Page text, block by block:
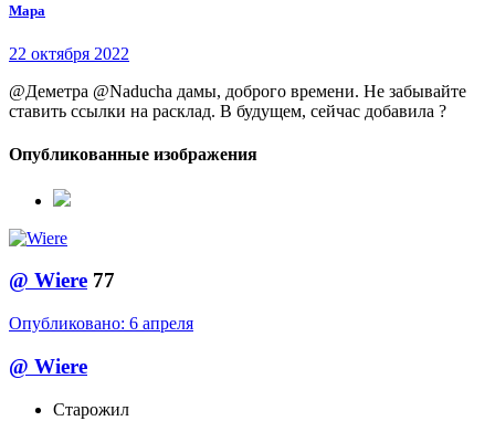
Мара
22 октября 2022
@Деметра @Naducha дамы, доброго времени. Не забывайте
ставить ссылки на расклад. В будущем, сейчас добавила ?
Опубликованные изображения
@ Wiere 77
Опубликовано: 6 апреля
@ Wiere
Старожил